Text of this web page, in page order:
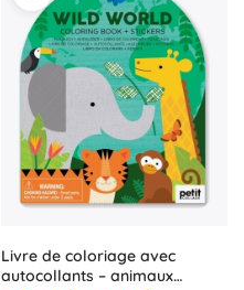
Livre de coloriage avec
autocollants – animaux